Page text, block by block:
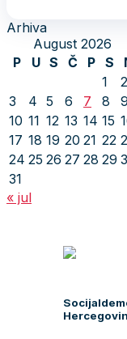
Arhiva
August 2026
P
U S Č P S
1
2
3
4 5 6 7 8
9
10 11 12 13 14 15
17 18 19 20 21 22
24 25 26 27 28 29
31
« jul